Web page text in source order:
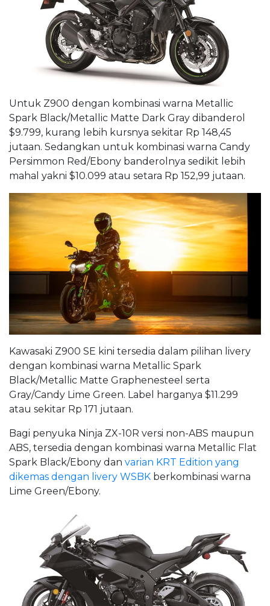
Untuk Z900 dengan kombinasi warna Metallic
Spark Black/Metallic Matte Dark Gray dibanderol
$9.799, kurang lebih kursnya sekitar Rp 148,45
jutaan. Sedangkan untuk kombinasi warna Candy
Persimmon Red/Ebony banderolnya sedikit lebih
mahal yakni $10.099 atau setara Rp 152,99 jutaan.
Kawasaki Z900 SE kini tersedia dalam pilihan livery
dengan kombinasi warna Metallic Spark
Black/Metallic Matte Graphenesteel serta
Gray/Candy Lime Green. Label harganya $11.299
atau sekitar Rp 171 jutaan.
Bagi penyuka Ninja ZX-10R versi non-ABS maupun
ABS, tersedia dengan kombinasi warna Metallic Flat
Spark Black/Ebony dan varian KRT Edition yang
dikemas dengan livery WSBK berkombinasi warna
Lime Green/Ebony.